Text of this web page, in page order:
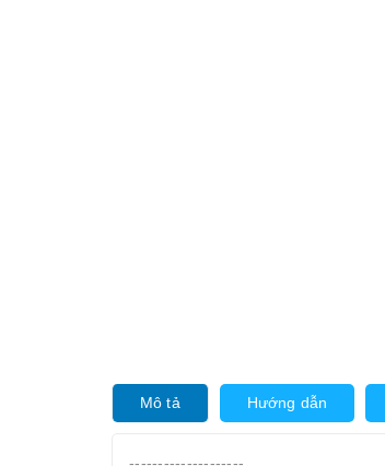
Mô tả Hướng dẫn
--------------------